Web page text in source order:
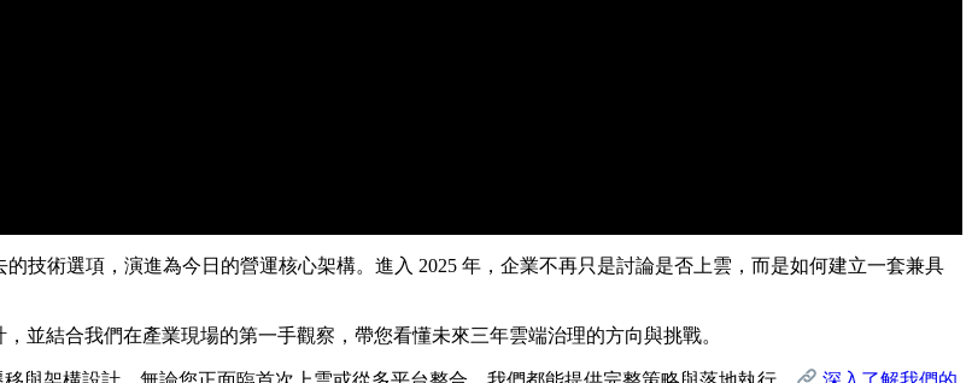
技術選項，演進為今日的營運核心架構。進入 2025 年，企業不再只是討論是否上雲，而是如何建立一套兼具
並結合我們在產業現場的第一手觀察，帶您看懂未來三年雲端治理的方向與挑戰。